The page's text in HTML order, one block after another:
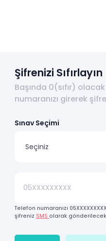
Şifrenizi Sıfırlayın
Başında 0(sıfır)
numaranızı girerek
Sınav Seçimi
Telefon numaranızı
şifreniz SMS olarak